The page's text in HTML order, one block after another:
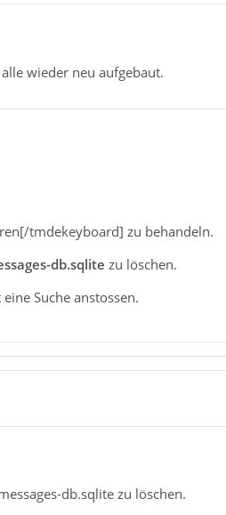
wieder neu aufgebaut.
tmdekeyboard] zu behandeln.
db.sqlite zu löschen.
Suche anstossen.
db.sqlite zu löschen.